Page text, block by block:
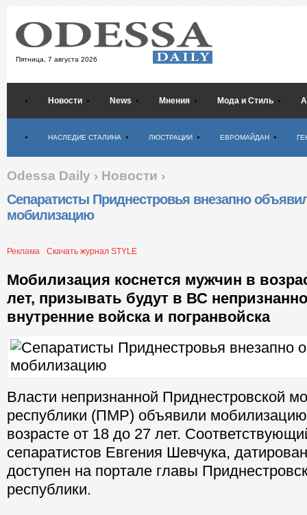
Пятница, 7 августа 2026
Новости News Мнения Мода и Стиль
НАСЛЕДИЕ СТАЛИНА ЛЮСТРАЦИИ ЕВРОМАЙДАН
Odessa Daily › Новости ›
Сепаратисты Приднестровья внезапно
мобилизацию
Реклама Скачать журнал STYLE
Мобилизация коснется мужчин в
лет, призывать будут в ВС
внутренние войска и погранвойска
Власти непризнанной Приднестровской
республики (ПМР) объявили
возрасте от 18 до 27 лет.
сепаратистов Евгения Шевчука,
доступен на портале главы
республики.